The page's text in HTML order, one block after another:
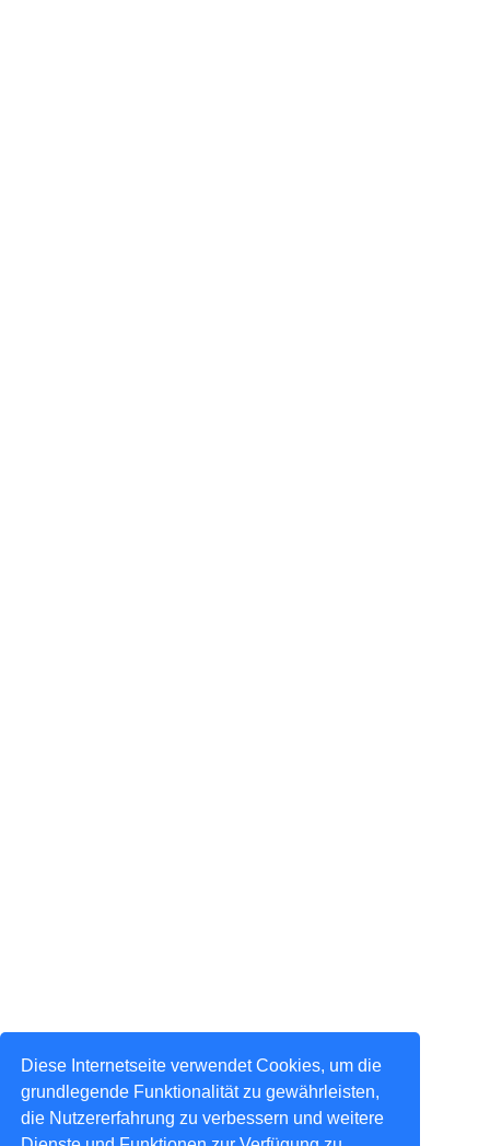
Diese Internetseite verwendet Cookies, um die
grundlegende Funktionalität zu gewährleisten,
die Nutzererfahrung zu verbessern und weitere